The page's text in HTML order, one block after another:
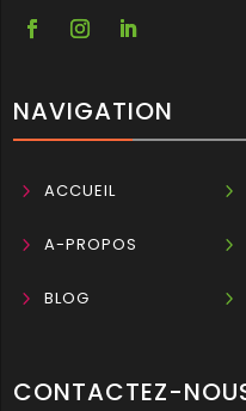
NAVIGATION
5 ACCUEIL 5
5 A-PROPOS 5
5 BLOG 5
CONTACTEZ-